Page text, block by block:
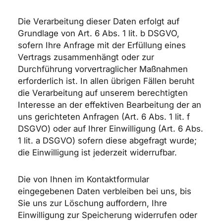
Die Verarbeitung dieser Daten erfolgt auf
Grundlage von Art. 6 Abs. 1 lit. b DSGVO,
sofern Ihre Anfrage mit der Erfüllung eines
Vertrags zusammenhängt oder zur
Durchführung vorvertraglicher Maßnahmen
erforderlich ist. In allen übrigen Fällen beruht
die Verarbeitung auf unserem berechtigten
Interesse an der effektiven Bearbeitung der an
uns gerichteten Anfragen (Art. 6 Abs. 1 lit. f
DSGVO) oder auf Ihrer Einwilligung (Art. 6 Abs.
1 lit. a DSGVO) sofern diese abgefragt wurde;
die Einwilligung ist jederzeit widerrufbar.
Die von Ihnen im Kontaktformular
eingegebenen Daten verbleiben bei uns, bis
Sie uns zur Löschung auffordern, Ihre
Einwilligung zur Speicherung widerrufen oder